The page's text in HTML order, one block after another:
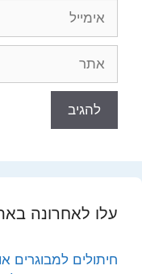
עלו לאחרונה
חיתולים למבוגרים